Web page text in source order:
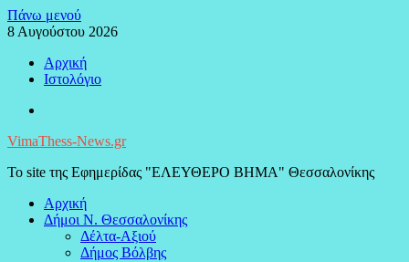
Μεταπηδήστε
στο
Πάνω μενού
8 Αυγούστου 2026
Αρχική
Ιστολόγιο
VimaThess-News.gr
Το site της Εφημερίδας "ΕΛΕΥΘΕΡΟ ΒΗΜΑ" Θεσσαλονίκης
Αρχική
Δήμοι Ν. Θεσσαλονίκης
Δέλτα-Αξιού
Δήμος Βόλβης